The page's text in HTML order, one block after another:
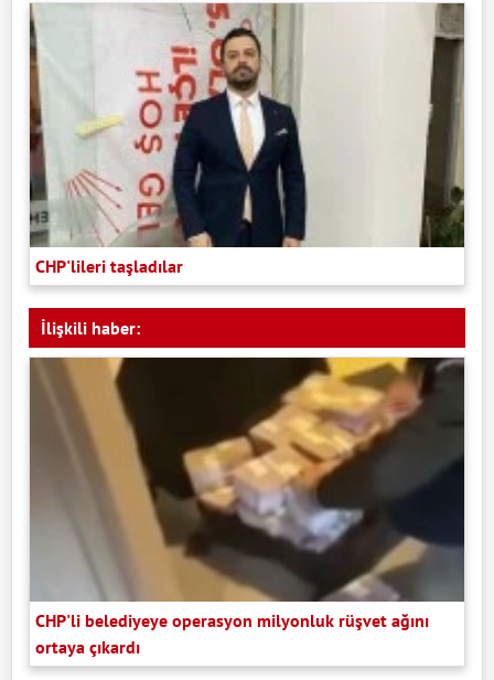
CHP'lileri taşladılar
İlişkili haber:
CHP'li belediyeye operasyon milyonluk rüşvet ağını
ortaya çıkardı